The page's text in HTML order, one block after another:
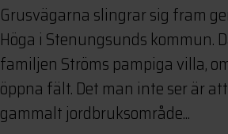
Grusvägarna slingrar sig fram
Höga i Stenungsunds kommun.
familjen Ströms pampiga villa,
öppna fält. Det man inte ser är
gammalt jordbruksområde...